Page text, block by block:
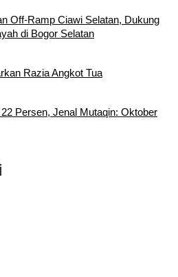
Off-Ramp Ciawi Selatan, Dukung
di Bogor Selatan
Razia Angkot Tua
Persen, Jenal Mutaqin: Oktober